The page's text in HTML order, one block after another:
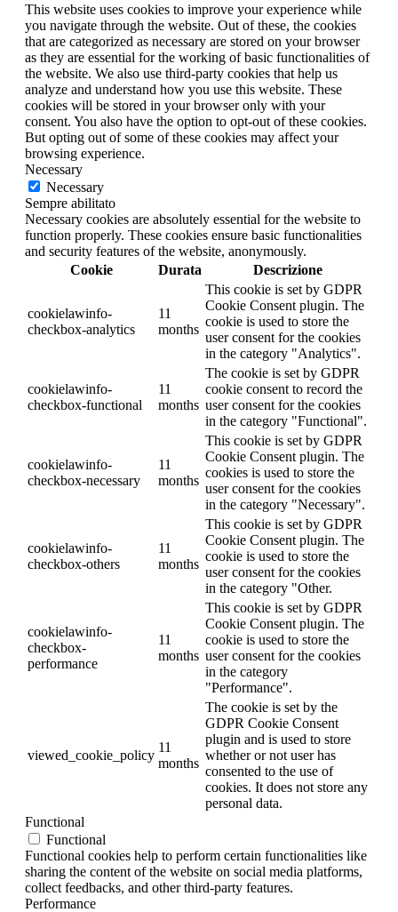
This website uses cookies to improve your experience while
you navigate through the website. Out of these, the cookies
that are categorized as necessary are stored on your browser
as they are essential for the working of basic functionalities of
the website. We also use third-party cookies that help us
analyze and understand how you use this website. These
cookies will be stored in your browser only with your
consent. You also have the option to opt-out of these cookies.
But opting out of some of these cookies may affect your
browsing experience.
Necessary
Necessary
Sempre abilitato
Necessary cookies are absolutely essential for the website to
function properly. These cookies ensure basic functionalities
and security features of the website, anonymously.
Cookie
Durata Descrizione
cookielawinfo-
checkbox-analytics
11
months
This cookie is set by GDPR
Cookie Consent plugin. The
cookie is used to store the
user consent for the cookies
in the category "Analytics".
cookielawinfo-
checkbox-functional
11
months
The cookie is set by GDPR
cookie consent to record the
user consent for the cookies
in the category "Functional".
cookielawinfo-
checkbox-necessary
11
months
This cookie is set by GDPR
Cookie Consent plugin. The
cookies is used to store the
user consent for the cookies
in the category "Necessary".
cookielawinfo-
checkbox-others
11
months
This cookie is set by GDPR
Cookie Consent plugin. The
cookie is used to store the
user consent for the cookies
in the category "Other.
cookielawinfo-
checkbox-
performance
11
months
This cookie is set by GDPR
Cookie Consent plugin. The
cookie is used to store the
user consent for the cookies
in the category
"Performance".
viewed_cookie_policy
11
months
The cookie is set by the
GDPR Cookie Consent
plugin and is used to store
whether or not user has
consented to the use of
cookies. It does not store any
personal data.
Functional
Functional
Functional cookies help to perform certain functionalities like
sharing the content of the website on social media platforms,
collect feedbacks, and other third-party features.
Performance